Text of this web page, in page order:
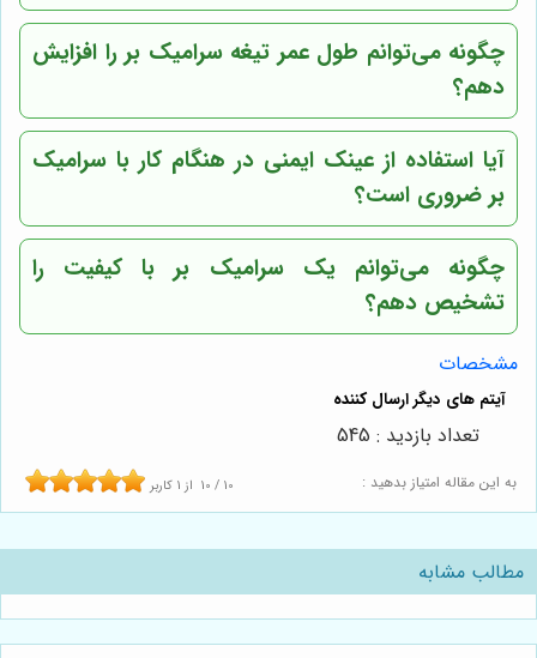
چگونه می‌توانم طول عمر تیغه سرامیک بر را افزایش
دهم؟
آیا استفاده از عینک ایمنی در هنگام کار با سرامیک
بر ضروری است؟
چگونه می‌توانم یک سرامیک بر با کیفیت را
تشخیص دهم؟
مشخصات
به این مقاله امتیاز بدهید : 10 / 10 از 1 کاربر
تعداد بازدید : 545
مطالب مشابه